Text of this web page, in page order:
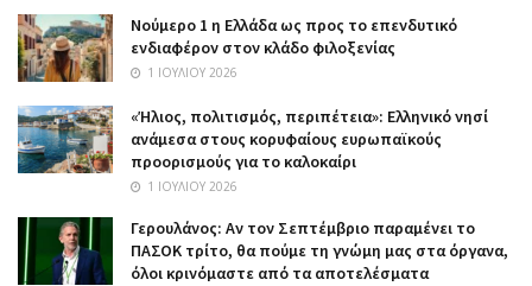
Nούμερο 1 η Ελλάδα ως προς το επενδυτικό
ενδιαφέρον στον κλάδο φιλοξενίας
1 ΙΟΥΛΊΟΥ 2026
«Ήλιος, πολιτισμός, περιπέτεια»: Ελληνικό νησί
ανάμεσα στους κορυφαίους ευρωπαϊκούς
προορισμούς για το καλοκαίρι
1 ΙΟΥΛΊΟΥ 2026
Γερουλάνος: Αν τον Σεπτέμβριο παραμένει το
ΠΑΣΟΚ τρίτο, θα πούμε τη γνώμη μας στα όργανα,
όλοι κρινόμαστε από τα αποτελέσματα